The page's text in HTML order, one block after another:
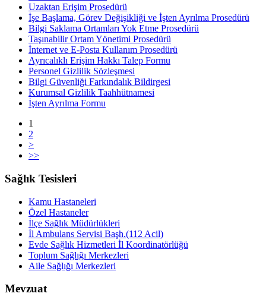
Uzaktan Erişim Prosedürü
İşe Başlama, Görev Değişikliği ve İşten Ayrılma Prosedürü
Bilgi Saklama Ortamları Yok Etme Prosedürü
Taşınabilir Ortam Yönetimi Prosedürü
İnternet ve E-Posta Kullanım Prosedürü
Ayrıcalıklı Erişim Hakkı Talep Formu
Personel Gizlilik Sözleşmesi
Bilgi Güvenliği Farkındalık Bildirgesi
Kurumsal Gizlilik Taahhütnamesi
İşten Ayrılma Formu
1
2
>
>>
Sağlık Tesisleri
Kamu Hastaneleri
Özel Hastaneler
İlçe Sağlık Müdürlükleri
İl Ambulans Servisi Başh.(112 Acil)
Evde Sağlık Hizmetleri İl Koordinatörlüğü
Toplum Sağlığı Merkezleri
Aile Sağlığı Merkezleri
Mevzuat